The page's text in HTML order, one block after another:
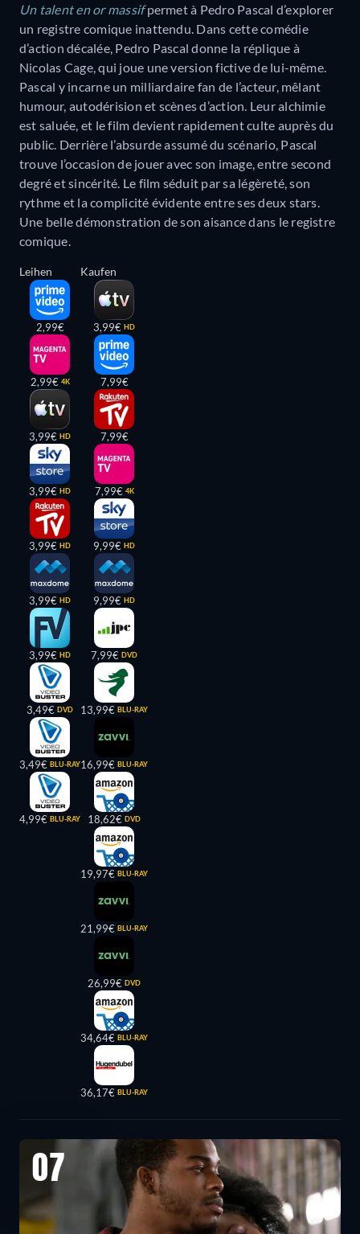
Un talent en or massifpermet à Pedro Pascal d’explorer
un registre comique inattendu. Dans cette comédie
d’action décalée, Pedro Pascal donne la réplique à
Nicolas Cage, qui joue une version fictive de lui-même.
Pascal y incarne un milliardaire fan de l’acteur, mêlant
humour, autodérision et scènes d’action. Leur alchimie
est saluée, et le film devient rapidement culte auprès du
public. Derrière l’absurde assumé du scénario, Pascal
trouve l’occasion de jouer avec son image, entre second
degré et sincérité. Le film séduit par sa légèreté, son
rythme et la complicité évidente entre ses deux stars.
Une belle démonstration de son aisance dans le registre
comique.
Leihen
2,99€
2,99€ 4K
3,99€ HD
3,99€ HD
3,99€ HD
3,99€ HD
3,99€ HD
3,49€ DVD
3,49€ BLU-RAY
4,99€ BLU-RAY
Kaufen
3,99€ HD
7,99€
7,99€
7,99€ 4K
9,99€ HD
9,99€ HD
7,99€ DVD
13,99€ BLU-RAY
16,99€ BLU-RAY
18,62€ DVD
19,97€ BLU-RAY
21,99€ BLU-RAY
26,99€ DVD
34,64€ BLU-RAY
36,17€ BLU-RAY
07